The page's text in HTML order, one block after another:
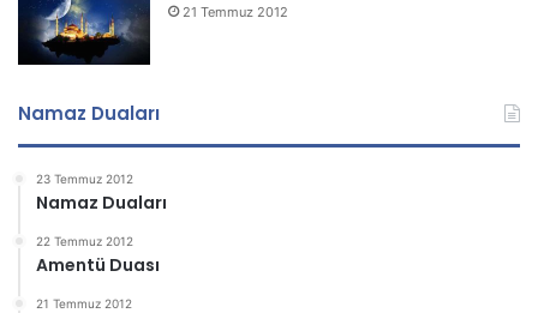
21 Temmuz 2012
Namaz Duaları
23 Temmuz 2012
Namaz Duaları
22 Temmuz 2012
Amentü Duası
21 Temmuz 2012